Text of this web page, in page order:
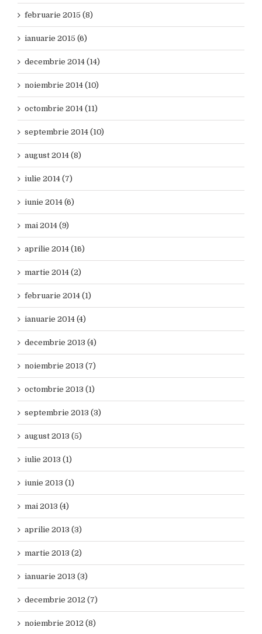
februarie 2015 (8)
ianuarie 2015 (6)
decembrie 2014 (14)
noiembrie 2014 (10)
octombrie 2014 (11)
septembrie 2014 (10)
august 2014 (8)
iulie 2014 (7)
iunie 2014 (6)
mai 2014 (9)
aprilie 2014 (16)
martie 2014 (2)
februarie 2014 (1)
ianuarie 2014 (4)
decembrie 2013 (4)
noiembrie 2013 (7)
octombrie 2013 (1)
septembrie 2013 (3)
august 2013 (5)
iulie 2013 (1)
iunie 2013 (1)
mai 2013 (4)
aprilie 2013 (3)
martie 2013 (2)
ianuarie 2013 (3)
decembrie 2012 (7)
noiembrie 2012 (8)